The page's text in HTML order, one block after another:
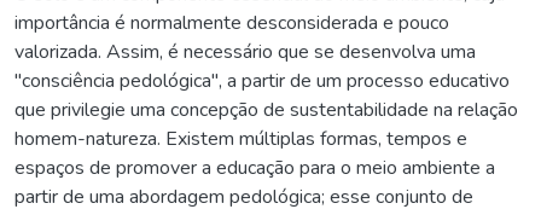
importância é normalmente desconsiderada e pouco
valorizada. Assim, é necessário que se desenvolva uma
"consciência pedológica", a partir de um processo educativo
que privilegie uma concepção de sustentabilidade na relação
homem-natureza. Existem múltiplas formas, tempos e
espaços de promover a educação para o meio ambiente a
partir de uma abordagem pedológica; esse conjunto de